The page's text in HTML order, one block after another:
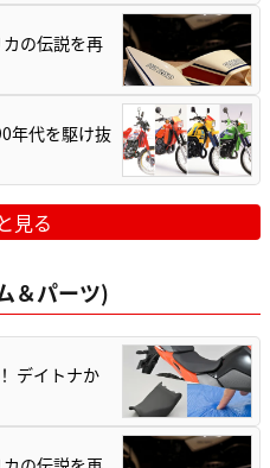
の伝説を再
年代を駆け抜
見る
＆パーツ)
デイトナか